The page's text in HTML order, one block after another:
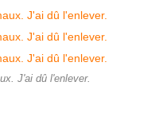
J'ai dû l'enlever.